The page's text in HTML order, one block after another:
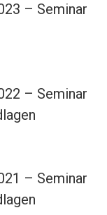
– Seminar
– Seminar
– Seminar